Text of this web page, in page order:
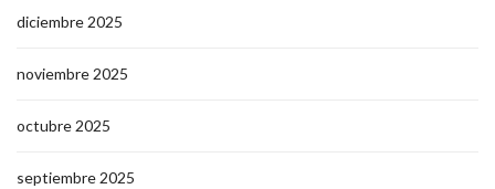
diciembre 2025
noviembre 2025
octubre 2025
septiembre 2025